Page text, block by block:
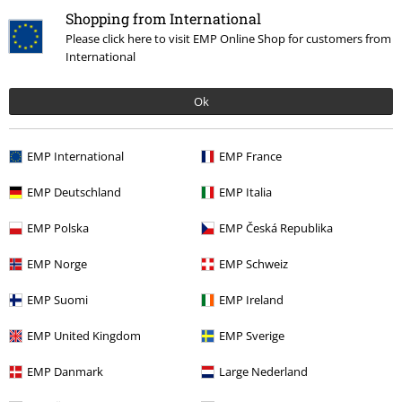
Shopping from International
Please click here to visit EMP Online Shop for customers from
International
Ok
EMP International EMP France
EMP Deutschland EMP Italia
EMP Polska EMP Česká Republika
EMP Norge EMP Schweiz
EMP Suomi EMP Ireland
EMP United Kingdom EMP Sverige
EMP Danmark Large Nederland
Meer categorieën. Meer opties.
Band Merch Top Bands Savatage
Sale % Media CDs
Band Merch Genre
Band Merch Media
Meld je aan en ontvang een code voor 15%
korting!